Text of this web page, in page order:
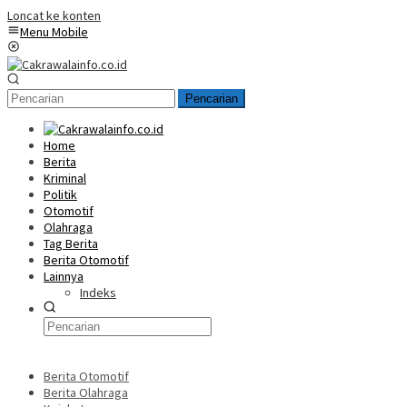
Loncat ke konten
Menu Mobile
Pencarian
Home
Berita
Kriminal
Politik
Otomotif
Olahraga
Tag Berita
Berita Otomotif
Lainnya
Indeks
Berita Otomotif
Berita Olahraga